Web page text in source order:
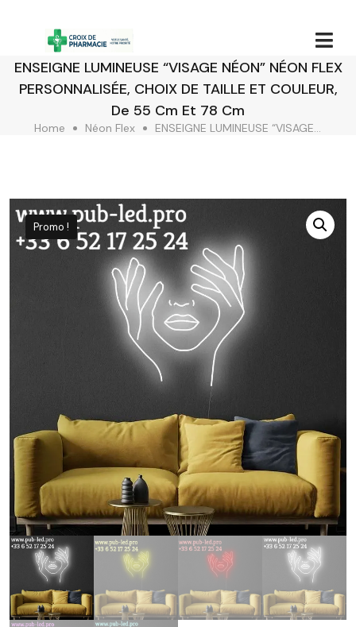
ENSEIGNE LUMINEUSE “VISAGE NÉON” NÉON FLEX
PERSONNALISÉE, CHOIX DE TAILLE ET COULEUR,
De 55 Cm Et 78 Cm
Home Néon Flex
Promo !